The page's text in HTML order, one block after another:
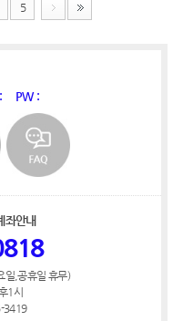
5
PW :
좌안내
일,공휴일 휴무)
1시
3419